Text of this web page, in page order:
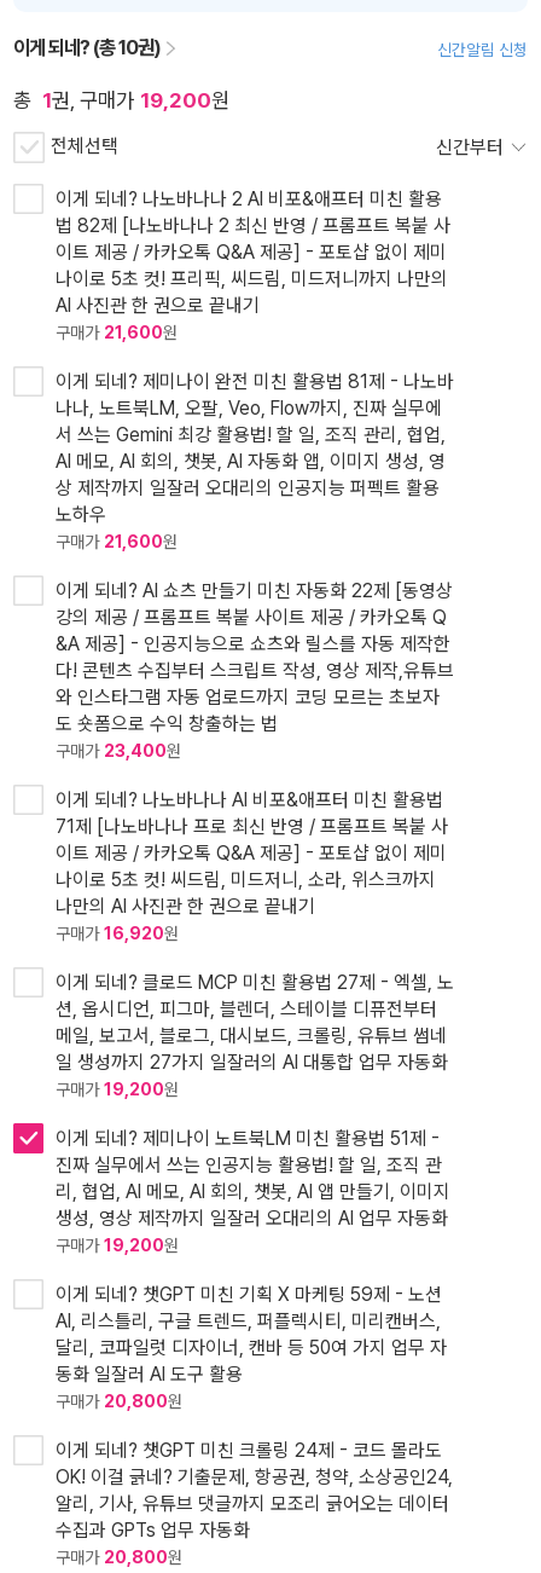
이게 되네? (총 10권) 신간알림 신청
총 1권, 구매가 19,200원
전체선택 신간부터
이게 되네? 나노바나나 2 AI 비포&애프터 미친 활용
법 82제 [나노바나나 2 최신 반영 / 프롬프트 복붙 사
이트 제공 / 카카오톡 Q&A 제공] - 포토샵 없이 제미
나이로 5초 컷! 프리픽, 씨드림, 미드저니까지 나만의
AI 사진관 한 권으로 끝내기
구매가 21,600원
이게 되네? 제미나이 완전 미친 활용법 81제 - 나노바
나나, 노트북LM, 오팔, Veo, Flow까지, 진짜 실무에
서 쓰는 Gemini 최강 활용법! 할 일, 조직 관리, 협업,
AI 메모, AI 회의, 챗봇, AI 자동화 앱, 이미지 생성, 영
상 제작까지 일잘러 오대리의 인공지능 퍼펙트 활용
노하우
구매가 21,600원
이게 되네? AI 쇼츠 만들기 미친 자동화 22제 [동영상
강의 제공 / 프롬프트 복붙 사이트 제공 / 카카오톡 Q
&A 제공] - 인공지능으로 쇼츠와 릴스를 자동 제작한
다! 콘텐츠 수집부터 스크립트 작성, 영상 제작,유튜브
와 인스타그램 자동 업로드까지 코딩 모르는 초보자
도 숏폼으로 수익 창출하는 법
구매가 23,400원
이게 되네? 나노바나나 AI 비포&애프터 미친 활용법
71제 [나노바나나 프로 최신 반영 / 프롬프트 복붙 사
이트 제공 / 카카오톡 Q&A 제공] - 포토샵 없이 제미
나이로 5초 컷! 씨드림, 미드저니, 소라, 위스크까지
나만의 AI 사진관 한 권으로 끝내기
구매가16,920원
이게 되네? 클로드 MCP 미친 활용법 27제 - 엑셀, 노
션, 옵시디언, 피그마, 블렌더, 스테이블 디퓨전부터
메일, 보고서, 블로그, 대시보드, 크롤링, 유튜브 썸네
일 생성까지 27가지 일잘러의 AI 대통합 업무 자동화
구매가19,200원
이게 되네? 제미나이 노트북LM 미친 활용법 51제 -
진짜 실무에서 쓰는 인공지능 활용법! 할 일, 조직 관
리, 협업, AI 메모, AI 회의, 챗봇, AI 앱 만들기, 이미지
생성, 영상 제작까지 일잘러 오대리의 AI 업무 자동화
구매가19,200원
이게 되네? 챗GPT 미친 기획 X 마케팅 59제 - 노션
AI, 리스틀리, 구글 트렌드, 퍼플렉시티, 미리캔버스,
달리, 코파일럿 디자이너, 캔바 등 50여 가지 업무 자
동화 일잘러 AI 도구 활용
구매가 20,800원
이게 되네? 챗GPT 미친 크롤링 24제 - 코드 몰라도
OK! 이걸 긁네? 기출문제, 항공권, 청약, 소상공인24,
알리, 기사, 유튜브 댓글까지 모조리 긁어오는 데이터
수집과 GPTs 업무 자동화
구매가 20,800원